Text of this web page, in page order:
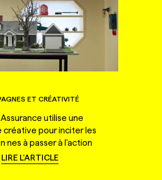
ET CRÉATIVITÉ
utilise une
créative pour inciter les
à passer à l'action
LIRE L'ARTICLE